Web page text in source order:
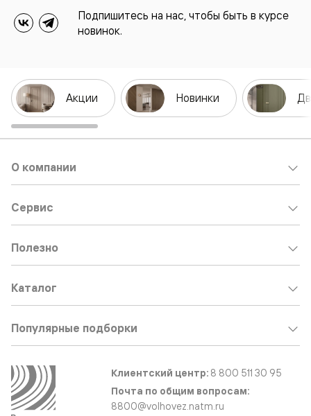
Подпишитесь на нас, чтобы быть в курсе
новинок.
Акции Новинки
О компании
Сервис
Полезно
Каталог
Популярные подборки
Клиентский центр: 8 800 511 30 95
Почта по общим вопросам:
8800@volhovez.natm.ru